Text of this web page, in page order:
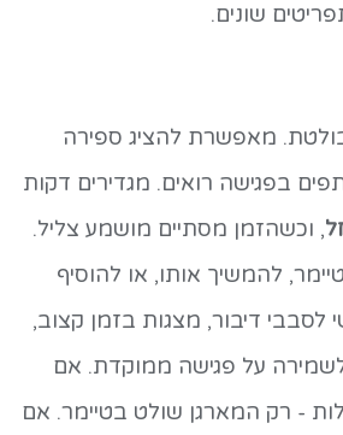
שונים.
מאפשרת להציג ספירה
בפגישה רואים. מגדירים דקות
, וכשהזמן מסתיים מושמע צליל.
להמשיך אותו, או להוסיף
לסבבי דיבור, מצגות בזמן קצוב,
על פגישה ממוקדת. אם
- רק המארגן שולט בטיימר. אם